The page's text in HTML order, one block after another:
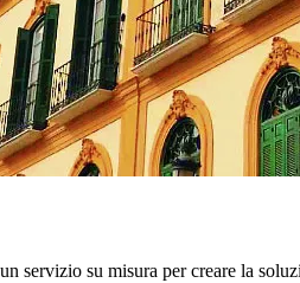
servizio su misura per creare la